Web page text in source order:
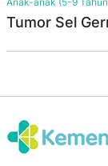
Tumor Sel